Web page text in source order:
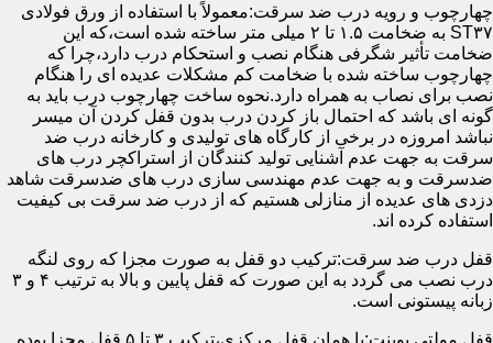
چهارچوب و رویه درب ضد سرقت:معمولاً با استفاده از ورق فولادی
ST۳۷ به ضخامت ۱.۵ تا ۲ میلی متر ساخته شده است،که این
ضخامت تأثیر شگرفی هنگام نصب و استحکام درب دارد،چرا که
چهارچوب ساخته شده با ضخامت کم مشکلات عدیده ای را هنگام
نصب برای نصاب به همراه دارد.نحوه ساخت چهارچوب درب باید به
گونه ای باشد که احتمال باز کردن درب بدون قفل کردن آن میسر
نباشد امروزه در برخی از کارگاه های تولیدی و کارخانه درب ضد
سرقت به جهت عدم آشنایی تولید کنندگان از استراکچر درب های
ضدسرقت و به جهت عدم مهندسی سازی درب های ضدسرقت شاهد
دزدی های عدیده از منازلی هستیم که از درب ضد سرقت بی کیفیت
استفاده کرده اند.
قفل درب ضد سرقت:ترکیب دو قفل به صورت مجزا که روی لنگه
درب نصب می گردد به این صورت که قفل پایین و بالا به ترتیب ۴ و ۳
زبانه پیستونی است.
قفل مولتی پوینت:یا همان قفل مرکزی،ترکیب ۳ تا ۵ قفل مجزا بوده